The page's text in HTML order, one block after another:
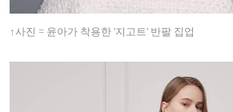
↑ 사진 = 윤아가 착용한 '지고트' 반팔 집업